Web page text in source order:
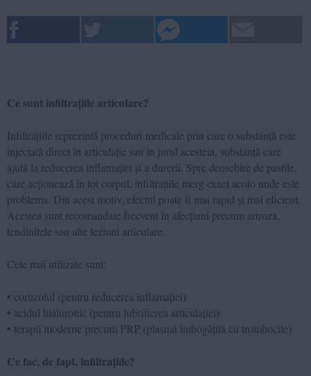
Ce sunt infiltrațiile articulare?
Infiltrațiile reprezintă proceduri medicale prin care o substanță este
injectată direct în articulație sau în jurul acesteia, substanță care
ajută la reducerea inflamației și a durerii. Spre deosebire de pastile,
care acționează în tot corpul, infiltrațiile merg exact acolo unde este
problema. Din acest motiv, efectul poate fi mai rapid și mai eficient.
Acestea sunt recomandate frecvent în afecțiuni precum artroza,
tendinitele sau alte leziuni articulare.
Cele mai utilizate sunt:
• cortizolul (pentru reducerea inflamației)
• acidul hialuronic (pentru lubrifierea articulației)
• terapii moderne precum PRP (plasmă îmbogățită cu trombocite)
Ce fac, de fapt, infiltrațiile?